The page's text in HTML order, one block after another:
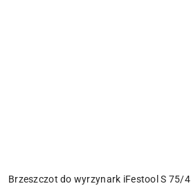
Brzeszczot do wyrzynark iFestool S 75/4